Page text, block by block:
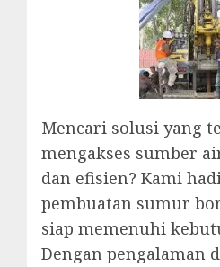
Mencari solusi yang
mengakses sumber
dan efisien? Kami
pembuatan sumur
siap memenuhi
Dengan pengalaman